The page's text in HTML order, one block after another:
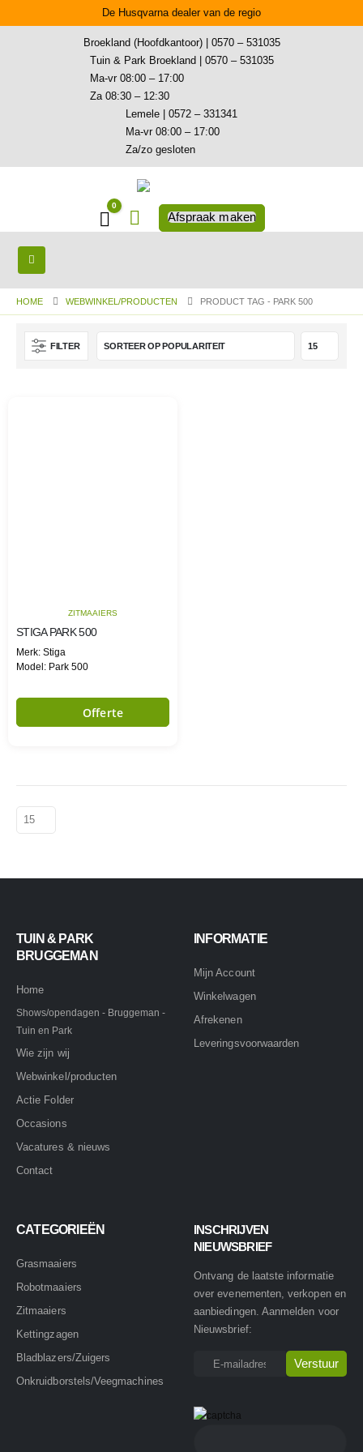
De Husqvarna dealer van de regio
Broekland (Hoofdkantoor) | 0570 – 531035
Tuin & Park Broekland | 0570 – 531035
Ma-vr 08:00 – 17:00
Za 08:30 – 12:30
Lemele | 0572 – 331341
Ma-vr 08:00 – 17:00
Za/zo gesloten
Winkelwagen
0
Afspraak maken
HOME WEBWINKEL/PRODUCTEN PRODUCT TAG - PARK 500
FILTER
ZITMAAIERS
STIGA PARK 500
Merk: Stiga
Model: Park 500
Offerte
TUIN & PARK
BRUGGEMAN
Home
Shows/opendagen - Bruggeman -
Tuin en Park
Wie zijn wij
Webwinkel/producten
Actie Folder
Occasions
Vacatures & nieuws
Contact
INFORMATIE
Mijn Account
Winkelwagen
Afrekenen
Leveringsvoorwaarden
CATEGORIEËN
Grasmaaiers
Robotmaaiers
Zitmaaiers
Kettingzagen
Bladblazers/Zuigers
Onkruidborstels/Veegmachines
INSCHRIJVEN
NIEUWSBRIEF
Ontvang de laatste informatie
over evenementen, verkopen en
aanbiedingen. Aanmelden voor
Nieuwsbrief: